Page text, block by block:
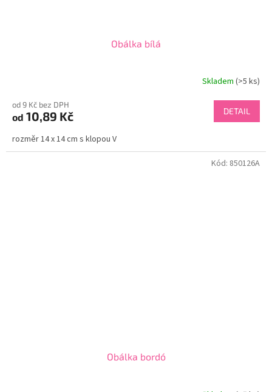
Obálka bílá
Skladem (>5 ks)
od 9 Kč bez DPH
od 10,89 Kč DETAIL
rozměr 14 x 14 cm s klopou V
Obálka bordó
Kód: 850126A